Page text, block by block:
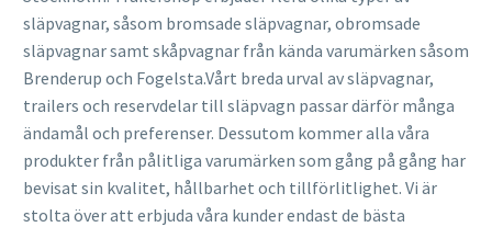
släpvagnar, såsom bromsade släpvagnar, obromsade
släpvagnar samt skåpvagnar från kända varumärken såsom
Brenderup och Fogelsta.Vårt breda urval av släpvagnar,
trailers och reservdelar till släpvagn passar därför många
ändamål och preferenser. Dessutom kommer alla våra
produkter från pålitliga varumärken som gång på gång har
bevisat sin kvalitet, hållbarhet och tillförlitlighet. Vi är
stolta över att erbjuda våra kunder endast de bästa